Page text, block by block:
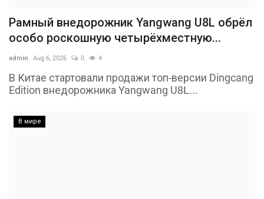
Рамный внедорожник Yangwang U8L обрёл
особо роскошную четырёхместную...
admin Aug 6, 2026 0 4
В Китае стартовали продажи топ-версии Dingcang
Edition внедорожника Yangwang U8L...
В мире